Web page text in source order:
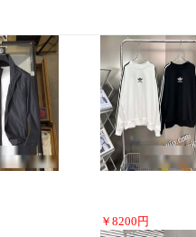
￥ 8200 円